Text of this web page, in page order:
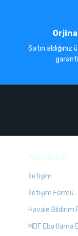
Satın
İletişim
İletişim Formu
Havale Bildirim
MDF Ebatlama